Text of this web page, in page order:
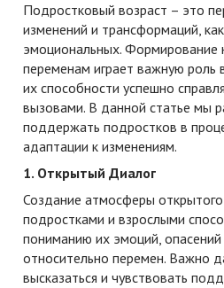
Подростковый возраст – это
изменений и трансформаций,
эмоциональных. Формирование
переменам играет важную роль
их способности успешно
вызовами. В данной статье мы
поддержать подростков в
адаптации к изменениям.
1. Открытый Диалог
Создание атмосферы
подростками и взрослыми
пониманию их эмоций,
относительно перемен. Важно
высказаться и чувствовать